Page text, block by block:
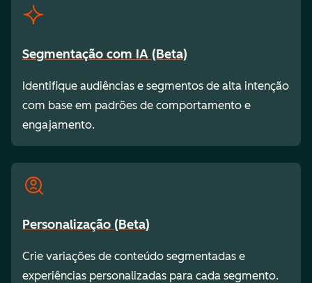
Segmentação com IA (Beta)
Identifique audiências e segmentos de alta intenção
com base em padrões de comportamento e
engajamento.
Personalização (Beta)
Crie variações de conteúdo segmentadas e
experiências personalizadas para cada segmento.